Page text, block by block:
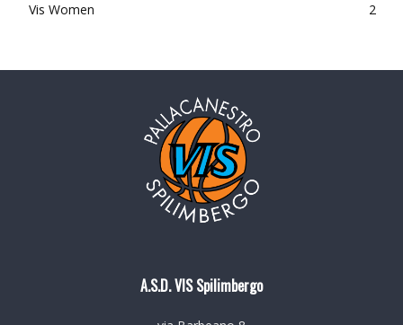
Vis Women
2
A.S.D. VIS Spilimbergo